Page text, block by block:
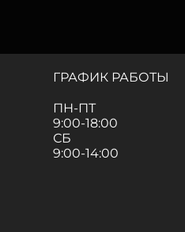
ГРАФИК РАБОТЫ
ПН-ПТ
9:00-18:00
СБ
9:00-14:00